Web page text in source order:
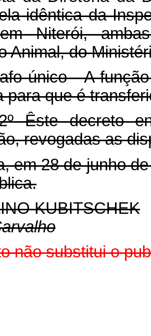
idêntica da
Niterói,
Animal, do
único - A
para que é
Êste decreto
revogadas as
em 28 de junho
KUBITSCHEK
não substitui o